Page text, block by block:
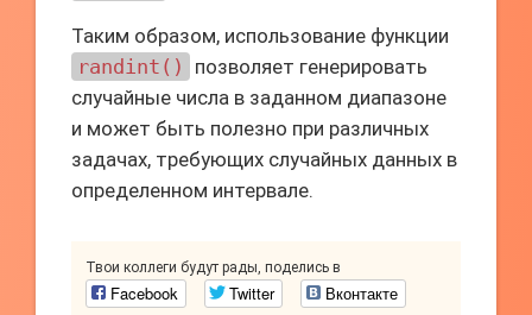
Таким образом, использование функции
randint()
позволяет генерировать
случайные числа в заданном диапазоне
и может быть полезно при различных
задачах, требующих случайных данных в
определенном интервале.
Твои коллеги будут рады, поделись в
Facebook Twitter Вконтакте